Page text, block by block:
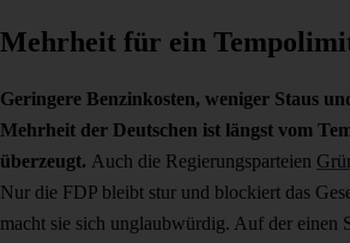
Mehrheit für ein
Geringere Benzinkosten, weniger Staus
Mehrheit der Deutschen ist längst vom
überzeugt. Auch die Regierungsparteien
Nur die FDP bleibt stur und blockiert das
macht sie sich unglaubwürdig. Auf der einen